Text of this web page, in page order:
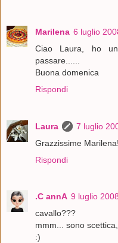
Marilena 6 luglio
Ciao Laura, ho
passare......
Buona domenica
Rispondi
Laura
7 luglio
Grazzissime Marilena!
Rispondi
.C annA 9 luglio
cavallo???
mmm... sono
:)